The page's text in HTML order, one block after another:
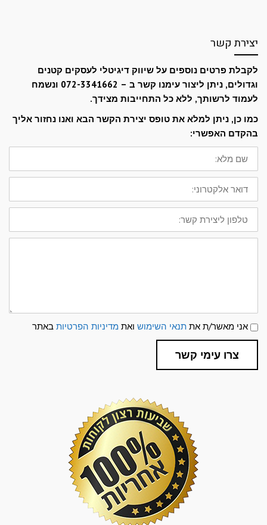
יצירת קשר
לקבלת פרטים נוספים על שיווק דיגיטלי לעסקים קטנים
וגדולים, ניתן ליצור עימנו קשר ב – 072-3341662 ונשמח
לעמוד לרשותך, ללא כל התחייבות מצידך.
כמו כן, ניתן למלא את טופס יצירת הקשר הבא ואנו נחזור אליך
בהקדם האפשרי:
שם
מלא:
דואר
אלקטרוני:
טלפון
ליצירת
קשר:
ההודעה
תנאי
שימוש
ומדיניות
פרטיות
אני מאשר/ת את תנאי השימוש ואת מדיניות הפרטיות באתר
צרו עימי קשר